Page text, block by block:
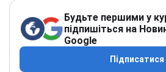
Будьте першими у
підпишіться на
Google
Підписатися